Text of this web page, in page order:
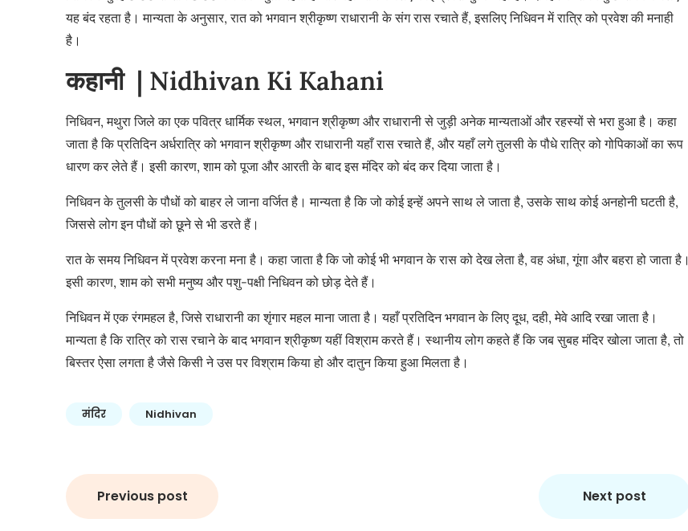
यह बंद रहता है। मान्यता के अनुसार, रात को भगवान श्रीकृष्ण राधारानी के संग रास रचाते हैं, इसलिए निधिवन में रात्रि को प्रवेश की मनाही
है।
कहानी | Nidhivan Ki Kahani
निधिवन, मथुरा जिले का एक पवित्र धार्मिक स्थल, भगवान श्रीकृष्ण और राधारानी से जुड़ी अनेक मान्यताओं और रहस्यों से भरा हुआ है। कहा
जाता है कि प्रतिदिन अर्धरात्रि को भगवान श्रीकृष्ण और राधारानी यहाँ रास रचाते हैं, और यहाँ लगे तुलसी के पौधे रात्रि को गोपिकाओं का रूप
धारण कर लेते हैं। इसी कारण, शाम को पूजा और आरती के बाद इस मंदिर को बंद कर दिया जाता है।
निधिवन के तुलसी के पौधों को बाहर ले जाना वर्जित है। मान्यता है कि जो कोई इन्हें अपने साथ ले जाता है, उसके साथ कोई अनहोनी घटती है,
जिससे लोग इन पौधों को छूने से भी डरते हैं।
रात के समय निधिवन में प्रवेश करना मना है। कहा जाता है कि जो कोई भी भगवान के रास को देख लेता है, वह अंधा, गूंगा और बहरा हो जाता है।
इसी कारण, शाम को सभी मनुष्य और पशु-पक्षी निधिवन को छोड़ देते हैं।
निधिवन में एक रंगमहल है, जिसे राधारानी का शृंगार महल माना जाता है। यहाँ प्रतिदिन भगवान के लिए दूध, दही, मेवे आदि रखा जाता है।
मान्यता है कि रात्रि को रास रचाने के बाद भगवान श्रीकृष्ण यहीं विश्राम करते हैं। स्थानीय लोग कहते हैं कि जब सुबह मंदिर खोला जाता है, तो
बिस्तर ऐसा लगता है जैसे किसी ने उस पर विश्राम किया हो और दातुन किया हुआ मिलता है।
मंदिर Nidhivan
Post
navigation
Previous post Next post